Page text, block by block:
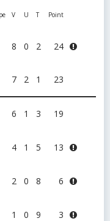
V U T Point
8 0 2 24
7 2 1 23
6 1 3 19
4 1 5 13
2 0 8 6
1 0 9 3